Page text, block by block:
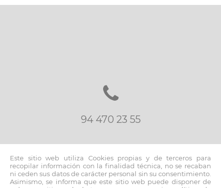
94 470 23 55
Este sitio web utiliza Cookies propias y de terceros para
recopilar información con la finalidad técnica, no se recaban
ni ceden sus datos de carácter personal sin su consentimiento.
Asimismo, se informa que este sitio web puede disponer de